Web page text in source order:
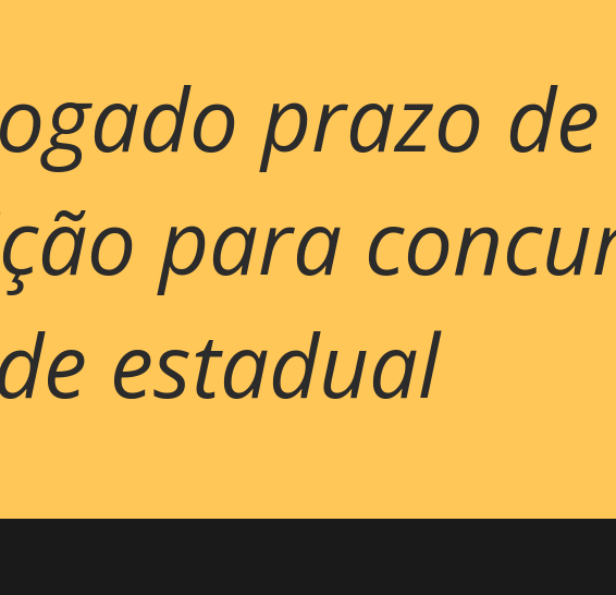
prazo de
para
estadual